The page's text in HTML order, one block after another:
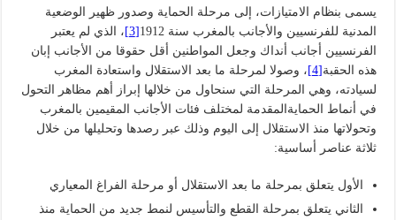
يسمى بنظام الامتيازات، إلى مرحلة الحماية وصدور ظهير الوضعية
المدنية للفرنسيين والأجانب بالمغرب سنة 1912
[3]
، الذي لم يعتبر
الفرنسيين أجانب أنداك وجعل المواطنين أقل حقوقا من الأجانب إبان
هذه الحقبة[4]
، وصولا لمرحلة ما بعد الاستقلال واستعادة المغرب
لسيادته، وهي المرحلة التي سنحاول من خلالها إبراز أهم مظاهر التحول
في أنماط الحمايةالمقدمة لمختلف فئات الأجانب المقيمين بالمغرب
وتحولاتها منذ الاستقلال إلى اليوم وذلك عبر رصدها وتحليلها من خلال
ثلاثة عناصر أساسية:
الأول يتعلق بمرحلة ما بعد الاستقلال أو مرحلة الفراغ المعياري
الثاني يتعلق بمرحلة القطع والتأسيس لنمط جديد من الحماية منذ